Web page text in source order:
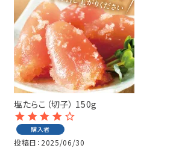
会員登録
ポイントについて
よくあるご質問
お問い合わせ
塩たらこ（切子） 150g
購入者
投稿日 2025/06/30